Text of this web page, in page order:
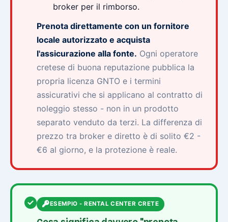
broker per il rimborso.
Prenota direttamente con un fornitore
locale autorizzato e acquista
l'assicurazione alla fonte. Ogni operatore
cretese di buona reputazione pubblica la
propria licenza GNTO e i termini
assicurativi che si applicano al contratto di
noleggio stesso - non in un prodotto
separato venduto da terzi. La differenza di
prezzo tra broker e diretto è di solito €2 -
€6 al giorno, e la protezione è reale.
ESEMPIO - RENTAL CENTER CRETE